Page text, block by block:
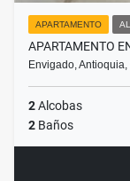
APARTAMENTO
APARTAMENTO
Envigado,
2Alcobas
2 Baños